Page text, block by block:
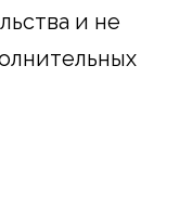
и не